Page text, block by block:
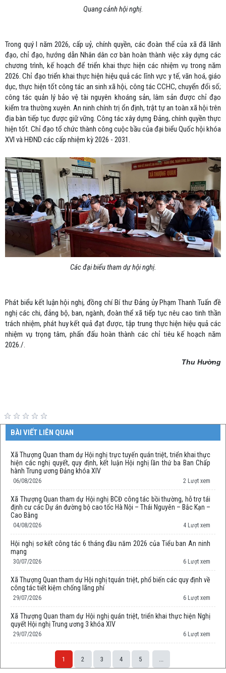
Quang cảnh hội nghị.
Trong quý I năm 2026, cấp uỷ, chính quyền, các đoàn thể của xã đã lãnh
đạo, chỉ đạo, hướng dẫn Nhân dân cơ bàn hoàn thành việc xây dựng các
chương trình, kế hoạch để triển khai thực hiện các nhiệm vụ trong năm
2026. Chỉ đạo triển khai thực hiện hiệu quả các lĩnh vực y tế, văn hoá, giáo
dục, thực hiện tốt công tác an sinh xã hội, công tác CCHC, chuyển đổi số;
công tác quản lý bảo vệ tài nguyên khoáng sản, lâm sản được chỉ đạo
kiểm tra thường xuyên. An ninh chính trị ổn định, trật tự an toàn xã hội trên
địa bàn tiếp tục được giữ vững. Công tác xây dựng Đảng, chính quyền thực
hiện tốt. Chỉ đạo tổ chức thành công cuộc bầu của đại biểu Quốc hội khóa
XVI và HĐND các cấp nhiệm kỳ 2026 - 2031.
Các đại biểu tham dự hội nghị.
Phát biểu kết luận hội nghị, đồng chí Bí thư Đảng ủy Phạm Thanh Tuấn đề
nghị các chi, đảng bộ, ban, ngành, đoàn thể xã tiếp tục nêu cao tinh thần
trách nhiệm, phát huy kết quả đạt được, tập trung thực hiện hiệu quả các
nhiệm vụ trọng tâm, phấn đấu hoàn thành các chỉ tiêu kế hoạch năm
2026./.
Thu Hường
BÀI VIẾT LIÊN QUAN
Xã Thượng Quan tham dự Hội nghị trực tuyến quán triệt, triển khai thực
hiện các nghị quyết, quy định, kết luận Hội nghị lần thứ ba Ban Chấp
hành Trung ương Đảng khóa XIV
06/08/2026 2 Lượt xem
Xã Thượng Quan tham dự Hội nghị BCĐ công tác bồi thường, hỗ trợ tái
định cư các Dự án đường bộ cao tốc Hà Nội – Thái Nguyên – Bắc Kạn –
Cao Bằng
04/08/2026 4 Lượt xem
Hội nghị sơ kết công tác 6 tháng đầu năm 2026 của Tiểu ban An ninh
mạng
30/07/2026 6 Lượt xem
Xã Thượng Quan tham dự Hội nghị tquán triệt, phổ biến các quy định về
công tác tiết kiệm chống lãng phí
29/07/2026 6 Lượt xem
Xã Thượng Quan tham dự Hội nghị quán triệt, triển khai thực hiện Nghị
quyết Hội nghị Trung ương 3 khóa XIV
29/07/2026 6 Lượt xem
1 2 3 4 5